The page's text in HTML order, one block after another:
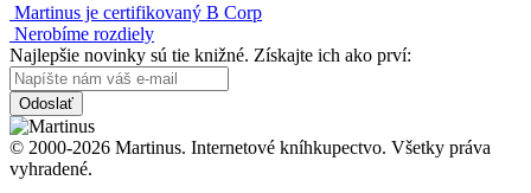
Martinus je certifikovaný B Corp
Nerobíme rozdiely
Najlepšie novinky sú tie knižné. Získajte ich ako prví:
Odoslať
© 2000-2026 Martinus. Internetové kníhkupectvo. Všetky práva
vyhradené.